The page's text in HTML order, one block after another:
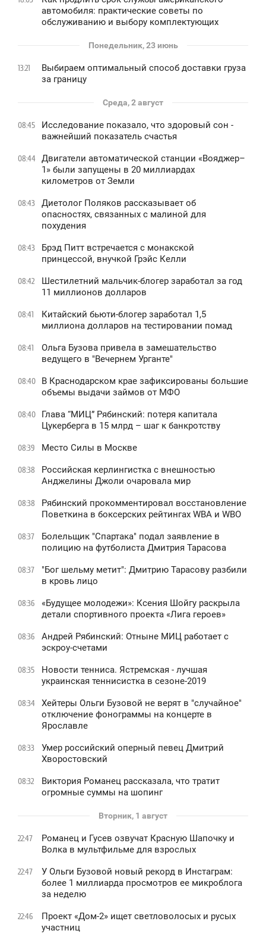
автомобиля: практические советы по
обслуживанию и выбору комплектующих
Понедельник, 23 июнь
13:21
Выбираем оптимальный способ доставки груза
за границу
Среда, 2 август
08:45
Исследование показало, что здоровый сон -
важнейший показатель счастья
08:44
Двигатели автоматической станции «Вояджер–
1» были запущены в 20 миллиардах
километров от Земли
08:43
Диетолог Поляков рассказывает об
опасностях, связанных с малиной для
похудения
08:43
Брэд Питт встречается с монакской
принцессой, внучкой Грэйс Келли
08:42
Шестилетний мальчик-блогер заработал за год
11 миллионов долларов
08:41
Китайский бьюти-блогер заработал 1,5
миллиона долларов на тестировании помад
08:41
Ольга Бузова привела в замешательство
ведущего в "Вечернем Урганте"
08:40
В Краснодарском крае зафиксированы большие
объемы выдачи займов от МФО
08:40
Глава “МИЦ” Рябинский: потеря капитала
Цукерберга в 15 млрд – шаг к банкротству
08:39 Место Силы в Москве
08:38
Российская керлингистка с внешностью
Анджелины Джоли очаровала мир
08:38
Рябинский прокомментировал восстановление
Поветкина в боксерских рейтингах WBA и WBO
08:37
Болельщик "Спартака" подал заявление в
полицию на футболиста Дмитрия Тарасова
08:37
"Бог шельму метит": Дмитрию Тарасову разбили
в кровь лицо
08:36
«Будущее молодежи»: Ксения Шойгу раскрыла
детали спортивного проекта «Лига героев»
08:36
Андрей Рябинский: Отныне МИЦ работает с
эскроу-счетами
08:35
Новости тенниса. Ястремская - лучшая
украинская теннисистка в сезоне-2019
08:34
Хейтеры Ольги Бузовой не верят в "случайное"
отключение фонограммы на концерте в
Ярославле
08:33
Умер российский оперный певец Дмитрий
Хворостовский
08:32
Виктория Романец рассказала, что тратит
огромные суммы на шопинг
Вторник, 1 август
22:47
Романец и Гусев озвучат Красную Шапочку и
Волка в мультфильме для взрослых
22:47
У Ольги Бузовой новый рекорд в Инстаграм:
более 1 миллиарда просмотров ее микроблога
за неделю
22:46
Проект «Дом-2» ищет светловолосых и русых
участниц